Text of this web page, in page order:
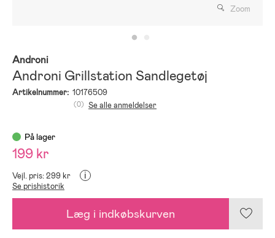
Zoom
Androni
Androni Grillstation Sandlegetøj
Artikelnummer: 10176509
(0) Se alle anmeldelser
På lager
199 kr
Vejl. pris: 299 kr i
Se prishistorik
Læg i indkøbskurven